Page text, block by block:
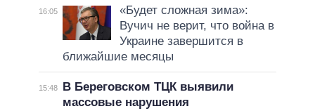
16:05
«Будет сложная зима»:
Вучич не верит, что война в
Украине завершится в
ближайшие месяцы
15:48
В Береговском ТЦК выявили
массовые нарушения